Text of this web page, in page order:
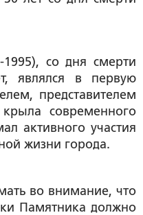
со дня смерти
являлся в первую
представителем
крыла современного
активного участия
жизни города.
во внимание, что
Памятника должно